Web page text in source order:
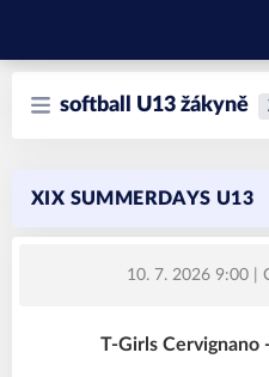
softball U13 žákyně
XIX SUMMERDAYS U13
10. 7. 2026 9:00 |
T-Girls Cervignano